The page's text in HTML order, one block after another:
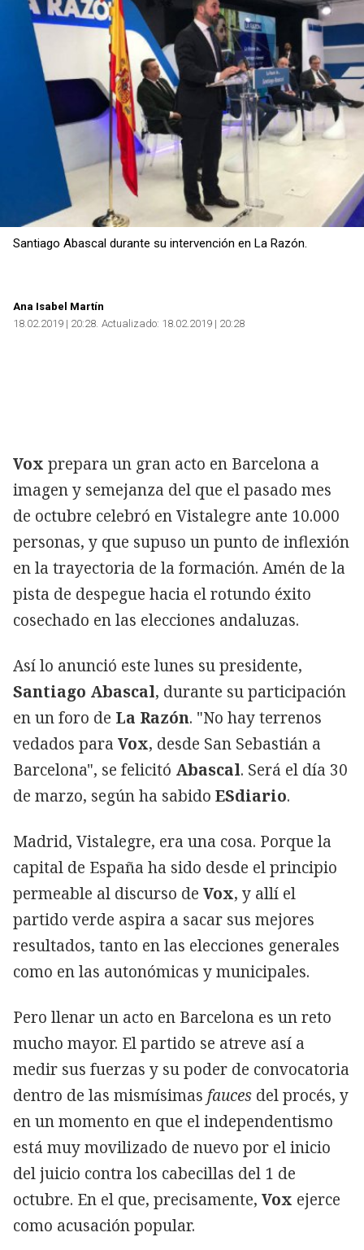
Santiago Abascal durante su intervención en La Razón.
Ana Isabel Martín
18.02.2019 | 20:28 Actualizado: 18.02.2019 | 20:28
Vox prepara un gran acto en Barcelona a
imagen y semejanza del que el pasado mes
de octubre celebró en Vistalegre ante 10.000
personas, y que supuso un punto de inflexión
en la trayectoria de la formación. Amén de la
pista de despegue hacia el rotundo éxito
cosechado en las elecciones andaluzas.
Así lo anunció este lunes su presidente,
Santiago Abascal, durante su participación
en un foro de La Razón. "No hay terrenos
vedados para Vox, desde San Sebastián a
Barcelona", se felicitó Abascal. Será el día 30
de marzo, según ha sabido ESdiario.
Madrid, Vistalegre, era una cosa. Porque la
capital de España ha sido desde el principio
permeable al discurso de Vox, y allí el
partido verde aspira a sacar sus mejores
resultados, tanto en las elecciones generales
como en las autonómicas y municipales.
Pero llenar un acto en Barcelona es un reto
mucho mayor. El partido se atreve así a
medir sus fuerzas y su poder de convocatoria
dentro de las mismísimas fauces del procés, y
en un momento en que el independentismo
está muy movilizado de nuevo por el inicio
del juicio contra los cabecillas del 1 de
octubre. En el que, precisamente, Vox ejerce
como acusación popular.